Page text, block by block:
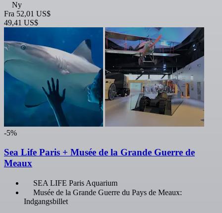
Ny
Fra 52,01 US$
49,41 US$
-5%
Sea Life Paris + Musée de la Grande Guerre de
Meaux
SEA LIFE Paris Aquarium
Musée de la Grande Guerre du Pays de Meaux:
Indgangsbillet